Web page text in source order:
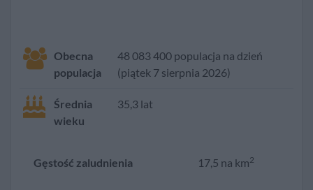
Obecna
populacja
48 083 400 populacja na dzień
(piątek 7 sierpnia 2026)
Średnia
wieku
35,3 lat
Gęstość zaludnienia 17,5 na km2